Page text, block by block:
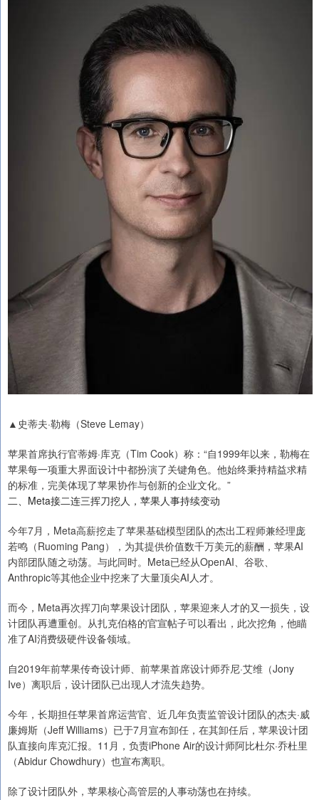
▲史蒂夫·勒梅（Steve Lemay）
苹果首席执行官蒂姆·库克（Tim Cook）称：“自1999年以来，勒梅在
苹果每一项重大界面设计中都扮演了关键角色。他始终秉持精益求精
的标准，完美体现了苹果协作与创新的企业文化。”
二、Meta接二连三挥刀挖人，苹果人事持续变动
今年7月，Meta高薪挖走了苹果基础模型团队的杰出工程师兼经理庞
若鸣（Ruoming Pang），为其提供价值数千万美元的薪酬，苹果AI
内部团队随之动荡。与此同时。Meta已经从OpenAI、谷歌、
Anthropic等其他企业中挖来了大量顶尖AI人才。
而今，Meta再次挥刀向苹果设计团队，苹果迎来人才的又一损失，设
计团队再遭重创。从扎克伯格的官宣帖子可以看出，此次挖角，他瞄
准了AI消费级硬件设备领域。
自2019年前苹果传奇设计师、前苹果首席设计师乔尼·艾维（Jony
Ive）离职后，设计团队已出现人才流失趋势。
今年，长期担任苹果首席运营官、近几年负责监管设计团队的杰夫·威
廉姆斯（Jeff Williams）已于7月宣布卸任，在其卸任后，苹果设计团
队直接向库克汇报。11月，负责iPhone Air的设计师阿比杜尔·乔杜里
（Abidur Chowdhury）也宣布离职。
除了设计团队外，苹果核心高管层的人事动荡也在持续。